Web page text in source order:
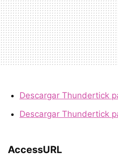
Descargar Thundertick
Descargar Thundertick
AccessURL